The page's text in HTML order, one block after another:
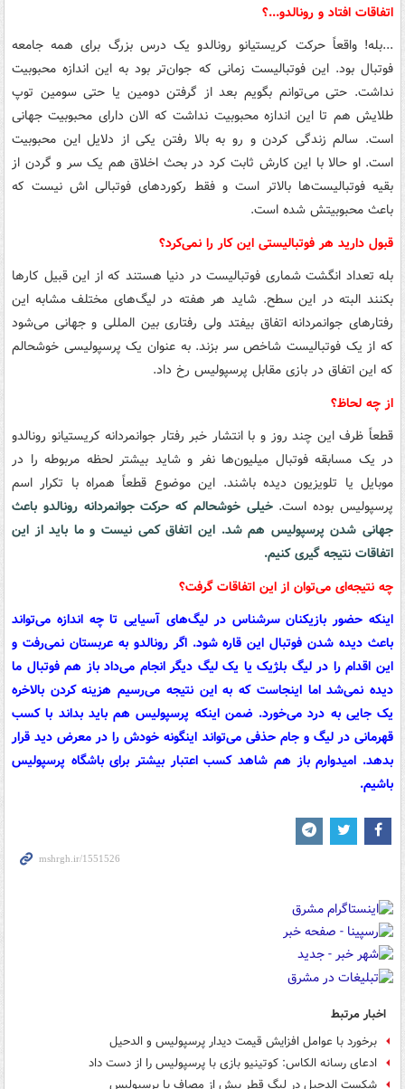
اتفاقات افتاد و رونالدو...؟
...بله! واقعاً حرکت کریستیانو رونالدو یک درس بزرگ برای همه جامعه
فوتبال بود. این فوتبالیست زمانی که جوان‌تر بود به این اندازه محبوبیت
نداشت. حتی می‌توانم بگویم بعد از گرفتن دومین یا حتی سومین توپ
طلایش هم تا این اندازه محبوبیت نداشت که الان دارای محبوبیت جهانی
است. سالم زندگی کردن و رو به بالا رفتن یکی از دلایل این محبوبیت
است. او حالا با این کارش ثابت کرد در بحث اخلاق هم یک سر و گردن از
بقیه فوتبالیست‌ها بالاتر است و فقط رکوردهای فوتبالی اش نیست که
باعث محبوبیتش شده است.
قبول دارید هر فوتبالیستی این کار را نمی‌کرد؟
بله تعداد انگشت شماری فوتبالیست در دنیا هستند که از این قبیل کارها
بکنند البته در این سطح. شاید هر هفته در لیگ‌های مختلف مشابه این
رفتارهای جوانمردانه اتفاق بیفتد ولی رفتاری بین المللی و جهانی می‌شود
که از یک فوتبالیست شاخص سر بزند. به عنوان یک پرسپولیسی خوشحالم
که این اتفاق در بازی مقابل پرسپولیس رخ داد.
از چه لحاظ؟
قطعاً ظرف این چند روز و با انتشار خبر رفتار جوانمردانه کریستیانو رونالدو
در یک مسابقه فوتبال میلیون‌ها نفر و شاید بیشتر لحظه مربوطه را در
موبایل یا تلویزیون دیده باشند. این موضوع قطعاً همراه با تکرار اسم
پرسپولیس بوده است.خیلی خوشحالم که حرکت جوانمردانه رونالدو باعث
جهانی شدن پرسپولیس هم شد. این اتفاق کمی نیست و ما باید از این
اتفاقات نتیجه گیری کنیم.
چه نتیجه‌ای می‌توان از این اتفاقات گرفت؟
اینکه حضور بازیکنان سرشناس در لیگ‌های آسیایی تا چه اندازه می‌تواند
باعث دیده شدن فوتبال این قاره شود. اگر رونالدو به عربستان نمی‌رفت و
این اقدام را در لیگ بلژیک یا یک لیگ دیگر انجام می‌داد باز هم فوتبال ما
دیده نمی‌شد اما اینجاست که به این نتیجه می‌رسیم هزینه کردن بالاخره
یک جایی به درد می‌خورد. ضمن اینکه پرسپولیس هم باید بداند با کسب
قهرمانی در لیگ و جام حذفی می‌تواند اینگونه خودش را در معرض دید قرار
بدهد. امیدوارم باز هم شاهد کسب اعتبار بیشتر برای باشگاه پرسپولیس
باشیم.
اخبار مرتبط
برخورد با عوامل افزایش قیمت دیدار پرسپولیس و الدحیل
ادعای رسانه الکاس: کوتینیو بازی با پرسپولیس را از دست داد
شکست الدحیل در لیگ قطر پیش از مصاف با پرسپولیس